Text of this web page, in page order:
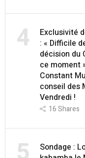
4
Exclusivité
: « Difficile
décision du
ce moment
Constant
conseil des
Vendredi !
16Shares
Sondage :